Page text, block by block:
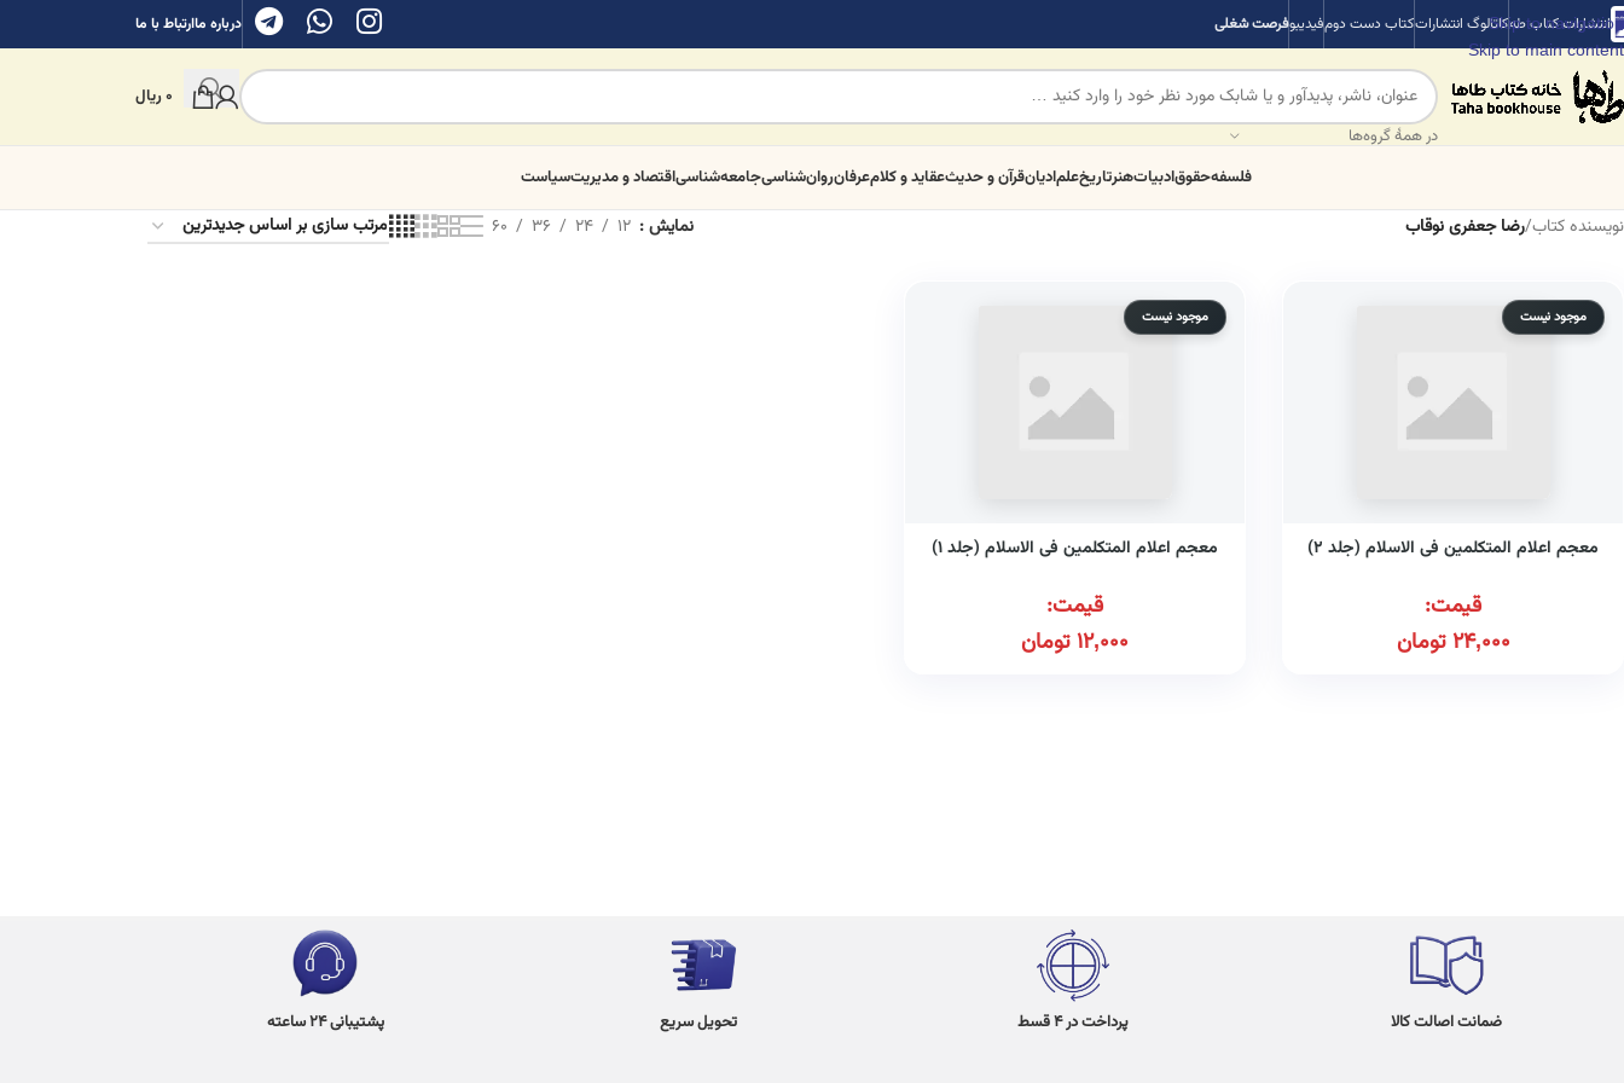
Skip to navigation
Skip to main content
انتشارات کتاب طهکاتالوگ انتشاراتکتاب دست دومفیدیبوفرصت شغلی درباره ماارتباط با ما
در همهٔ گروه‌ها
0ریال
فلسفهحقوقادبیاتهنرتاریخعلمادیانقرآن و حدیثعقاید و کلامعرفانروان‌شناسیجامعه‌شناسیاقتصاد و مدیریتسیاست
نویسنده کتاب/رضا جعفری نوقاب نمایش 12
24
36
60
موجود نیست
معجم اعلام المتکلمین فی الاسلام (جلد ۲)
قیمت:
24,000تومان
موجود نیست
معجم اعلام المتکلمین فی الاسلام (جلد ۱)
قیمت:
12,000تومان
ضمانت اصالت کالا پرداخت در 4 قسط تحویل سریع پشتیبانی 24 ساعته